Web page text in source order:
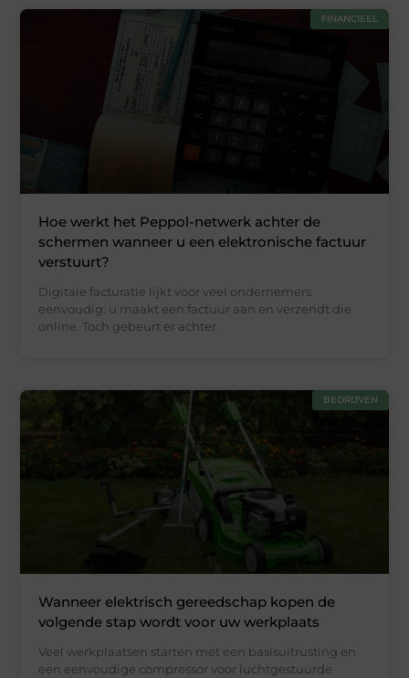
FINANCIEEL
Hoe werkt het Peppol-netwerk achter de
schermen wanneer u een elektronische factuur
verstuurt?
Digitale facturatie lijkt voor veel ondernemers
eenvoudig: u maakt een factuur aan en verzendt die
online. Toch gebeurt er achter
BEDRIJVEN
Wanneer elektrisch gereedschap kopen de
volgende stap wordt voor uw werkplaats
Veel werkplaatsen starten met een basisuitrusting en
een eenvoudige compressor voor luchtgestuurde